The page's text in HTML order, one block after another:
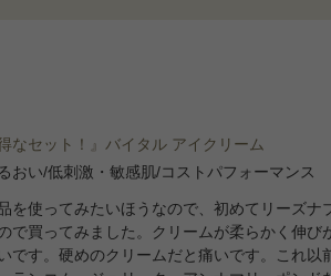
得なセット！』バイタル アイクリーム
おい/低刺激・敏感肌/コストパフォーマンス
を使ってみたいほうなので、初めてリーズナ
で買ってみました。クリームが柔らかく伸び
です。硬めのクリームだと痛いです。これ以